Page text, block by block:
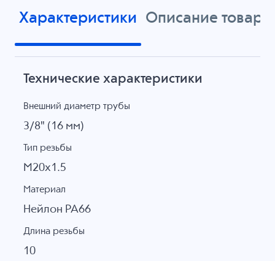
Характеристики Описание товара
Технические характеристики
Внешний диаметр трубы
3/8" (16 мм)
Тип резьбы
M20x1.5
Материал
Нейлон PA66
Длина резьбы
10